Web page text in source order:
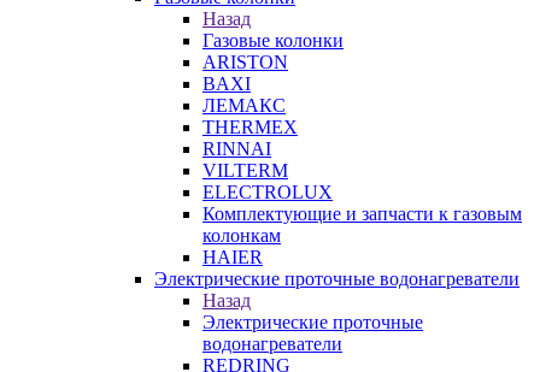
Назад
Газовые колонки
ARISTON
BAXI
ЛЕМАКС
THERMEX
RINNAI
VILTERM
ELECTROLUX
Комплектующие и запчасти к газовым
колонкам
HAIER
Электрические проточные водонагреватели
Назад
Электрические проточные
водонагреватели
REDRING